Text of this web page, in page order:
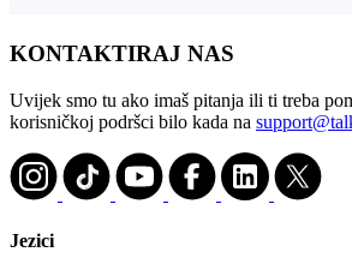
KONTAKTIRAJ NAS
Uvijek smo tu ako imaš pitanja ili ti treba
korisničkoj podršci bilo kada na
Jezici